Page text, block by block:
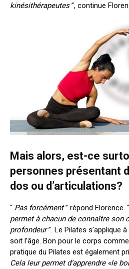
kinésithérapeutes”, continue
Mais alors, est-ce
personnes présentant
dos ou d’articulations?
“ Pas forcément” répond Florence. “
permet à chacun de connaître son
profondeur”. Le Pilates s’applique
soit l’âge. Bon pour le corps
pratique du Pilates est également
Cela leur permet d’apprendre «le